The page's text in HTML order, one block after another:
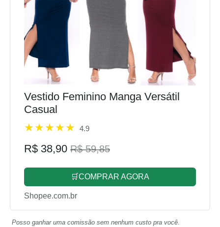
Vestido Feminino Manga Versátil
Casual
4.9
R$ 38,90 R$ 59,85
🛒COMPRAR AGORA
Shopee.com.br
Posso ganhar uma comissão sem nenhum custo pra você.